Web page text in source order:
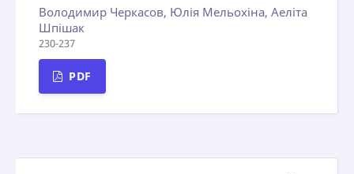
Володимир Черкасов, Юлія Мельохіна, Аеліта
Шпішак
230-237
PDF